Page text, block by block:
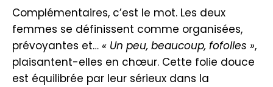
Complémentaires, c’est le mot. Les deux
femmes se définissent comme organisées,
prévoyantes et… « Un peu, beaucoup, fofolles »,
plaisantent-elles en chœur. Cette folie douce
est équilibrée par leur sérieux dans la